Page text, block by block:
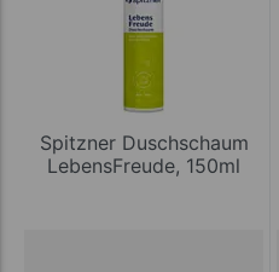
Spitzner Duschschaum
LebensFreude, 150ml